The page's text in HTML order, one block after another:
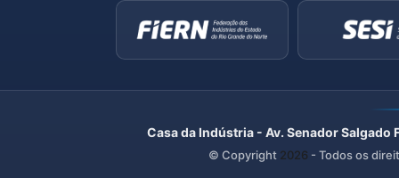
Casa da Indústria - Av. Senador
© Copyright 2026 - Todos os